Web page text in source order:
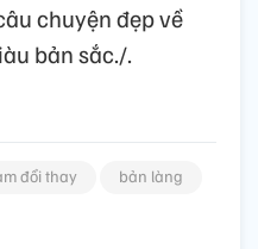
chuyện đẹp về
bản sắc./.
đổi thay
bản làng